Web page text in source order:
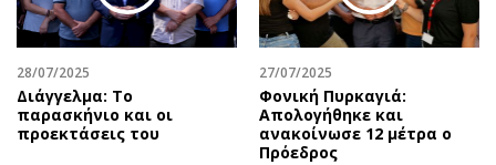
28/07/2025
Διάγγελμα: Το
παρασκήνιο και οι
προεκτάσεις του
27/07/2025
Φονική Πυρκαγιά:
Απολογήθηκε και
ανακοίνωσε 12 μέτρα ο
Πρόεδρος